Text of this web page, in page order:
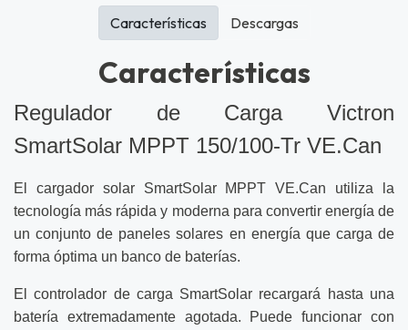
Características
Regulador de Carga Victron
SmartSolar MPPT 150/100-Tr VE.Can
El cargador solar SmartSolar MPPT VE.Can utiliza la
tecnología más rápida y moderna para convertir energía de
un conjunto de paneles solares en energía que carga de
forma óptima un banco de baterías.
El controlador de carga SmartSolar recargará hasta una
batería extremadamente agotada. Puede funcionar con
Características Descargas